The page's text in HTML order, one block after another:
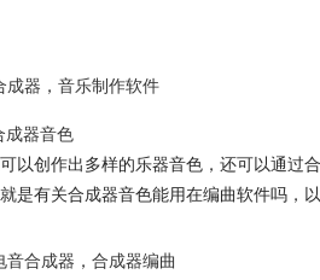
成器 ， 音乐制作软件
成器音色
以创作出多样的乐器音色，还可以通过
是有关合成器音色能用在编曲软件吗，
音合成器 ， 合成器编曲